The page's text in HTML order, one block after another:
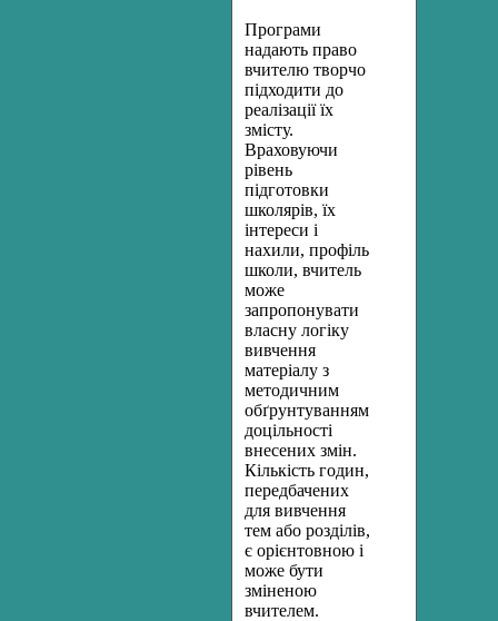
Програми
надають право
вчителю творчо
підходити до
реалізації їх
змісту.
Враховуючи
рівень
підготовки
школярів, їх
інтереси і
нахили, профіль
школи, вчитель
може
запропонувати
власну логіку
вивчення
матеріалу з
методичним
обґрунтуванням
доцільності
внесених змін.
Кількість годин,
передбачених
для вивчення
тем або розділів,
є орієнтовною і
може бути
зміненою
вчителем.